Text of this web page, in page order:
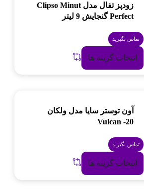
زودپز تفال مدل Clipso Minut
Perfect گنجایش 9 لیتر
تماس بگیرید
انتخاب گزینه ها
آون توستر سایا مدل ولکان
Vulcan -20
تماس بگیرید
انتخاب گزینه ها